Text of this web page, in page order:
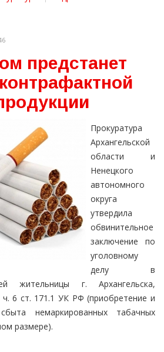
предстанет
Прокуратура
Архангельской
области и
Ненецкого
автономного
округа
утвердила
обвинительное
заключение по
уголовному
делу в
жительницы г. Архангельска,
6 ст. 171.1 УК РФ (приобретение и
немаркированных табачных
размере).